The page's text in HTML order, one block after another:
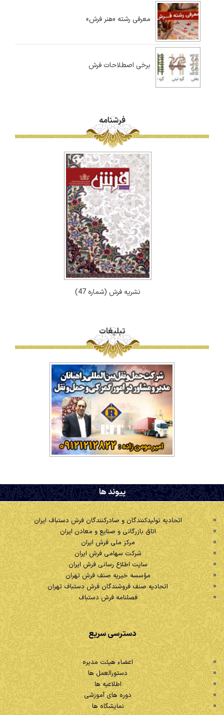
معرفی رشته «هنر فرش»
برخی اصطلاحات فرش
فرشنامه
نشریه فرش (شماره 47)
تبلیغات
. پیوند ها
اتحادیه تولیدکنندگان و صادرکنندگان فرش دستباف ایران
اتاق بازرگانی و صنایع و معادن ایران
مرکز ملی فرش ایران
شرکت سهامی فرش ایران
سایت اطلاع رسانی فرش ایران
مؤسسه خیریه صنف فرش تهران
اتحادیه صنف فروشندگان فرش دستباف تهران
فصلنامه فرش دستباف
دسترسی سریع
اعضاء هیئت مدیره
دستورالعمل ها
اطلاعیه ها
دوره های آموزشی
نمایشگاه ها